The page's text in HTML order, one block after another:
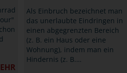
Als Einbruch bezeichnet man
das unerlaubte Eindringen in
einen abgegrenzten Bereich
(z. B. ein Haus oder eine
Wohnung), indem man ein
Hindernis (z. B.…